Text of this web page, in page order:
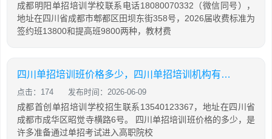
成都明阳单招培训学校联系电话18080070332（微信同号），
地址在四川省成都市郫都区田坝东街358号，2026届收费标准为
签约班13800和提高班9800两种，教材费
四川单招培训班价格多少，四川单招培训机构有哪些
点击：174 发布时间：2026-06-09
成都首创单招培训学校招生联系13540123367，地址在四川省
成都市成华区昭觉寺横路6号。 四川单招培训班价格的多少，是
许多准备通过单招考试进入高职院校